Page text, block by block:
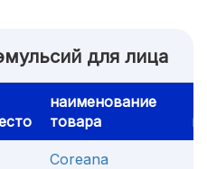
для лица
наименование
товара
Coreana